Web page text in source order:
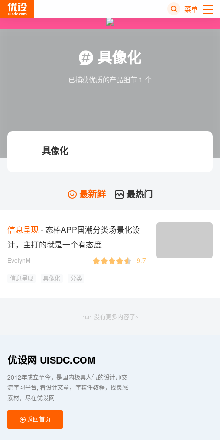
菜单
具像化
已捕获优质的产品细节 1 个
具像化
最新鲜 最热门
信息呈现
态棒APP国潮分类场景化设
计，主打的就是一个有态度
EvelynM 9.7
信息呈现 具像化 分类
･ω･ 没有更多内容了~
优设网 UISDC.COM
2012年成立至今，是国内极具人气的设计师交
流学习平台 看设计文章，学软件教程，找灵感
素材，尽在优设网
返回首页